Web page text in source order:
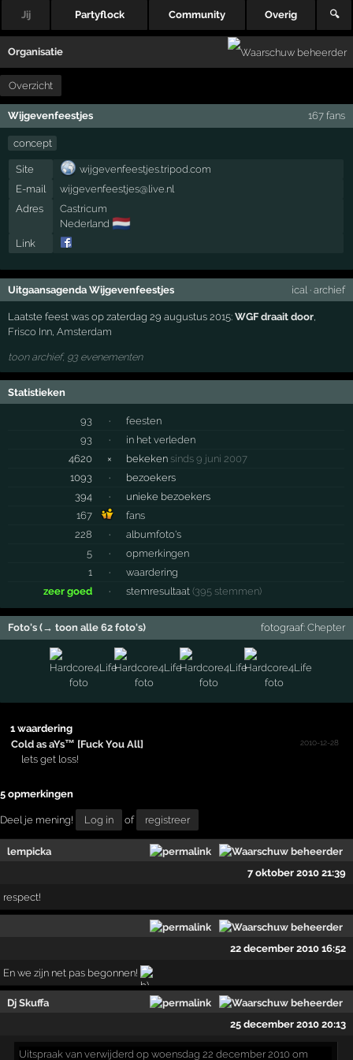
Jij Partyflock Community Overig 🔍
Organisatie
Overzicht
Wijgevenfeestjes 167 fans
concept
Site
wijgevenfeestjes.tripod.com
E-mail
wijgevenfeestjes@live.nl
Adres
Castricum
Nederland 🇳🇱
Link
Uitgaansagenda Wijgevenfeestjes ical · archief
Laatste feest was op zaterdag 29 augustus 2015:WGF draait door,
Frisco Inn,Amsterdam
toon archief, 93 evenementen
Statistieken
93 ·
feesten
93
·
in het verleden
4620
× bekeken sinds 9 juni 2007
1093
·
bezoekers
394
·
unieke bezoekers
167
fans
228
·
albumfoto's
5
·
opmerkingen
1
·
waardering
zeer goed
· stemresultaat (395 stemmen)
Foto's (→ toon alle 62 foto's) fotograaf: Chepter
1 waardering
Cold as aYs™ [Fuck You All]
2010-12-28
lets get loss!
5 opmerkingen
Deel je mening! Log in of registreer
lempicka
7 oktober 2010 21:39
respect!
22 december 2010 16:52
En we zijn net pas begonnen!
Dj Skuffa
25 december 2010 20:13
Uitspraak van verwijderd op woensdag 22 december 2010 om